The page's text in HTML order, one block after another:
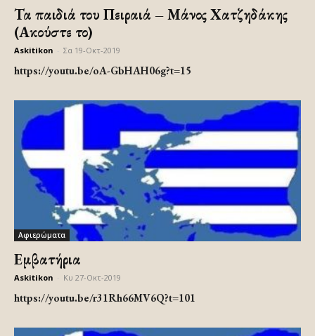
Τα παιδιά του Πειραιά – Μάνος Χατζηδάκης
(Ακούστε το)
Askitikon Σα 19-Οκτ-2019
https://youtu.be/oA-GbHAH06g?t=15
Αφιερώματα
Εμβατήρια
Askitikon Κυ 27-Οκτ-2019
https://youtu.be/r31Rh66MV6Q?t=101